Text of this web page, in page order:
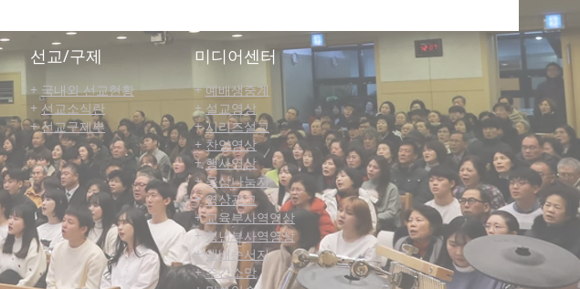
선교/구제
+ 국내외 선교현황
+ 선교소식란
+선교구제부
미디어센터
+예배생중계
+설교영상
+시리즈설교
+찬양영상
+행사영상
+묵상나눔지
+영상광고
+교육부사역영상
+청년부사역영상
+예배순서지
+주간소망